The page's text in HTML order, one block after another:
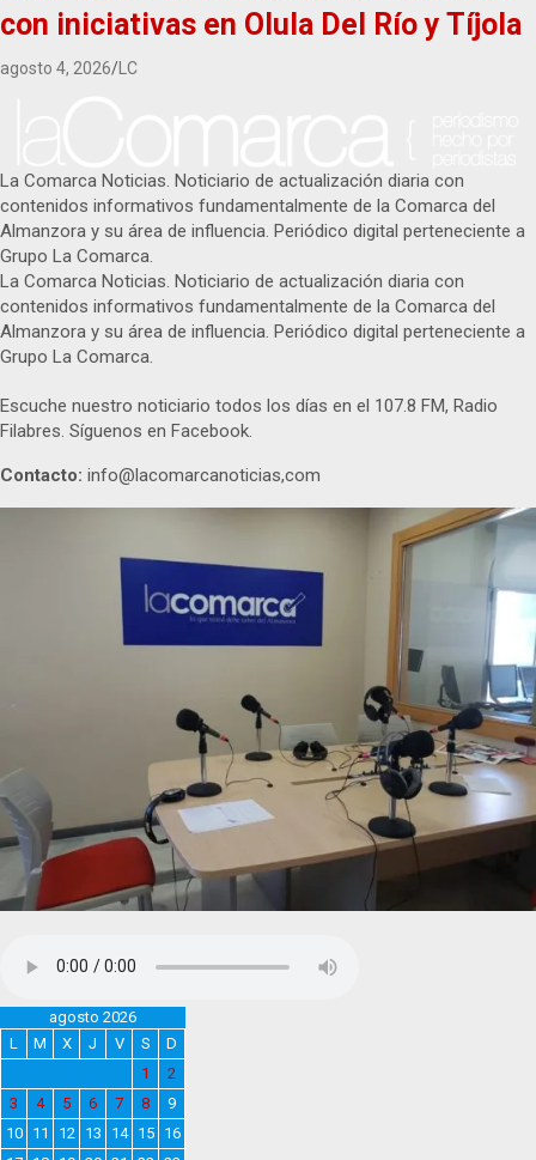
con iniciativas en Olula Del Río y Tíjola
agosto 4, 2026 LC
La Comarca Noticias. Noticiario de actualización diaria con
contenidos informativos fundamentalmente de la Comarca del
Almanzora y su área de influencia. Periódico digital perteneciente a
Grupo La Comarca.
La Comarca Noticias. Noticiario de actualización diaria con
contenidos informativos fundamentalmente de la Comarca del
Almanzora y su área de influencia. Periódico digital perteneciente a
Grupo La Comarca.
Escuche nuestro noticiario todos los días en el 107.8 FM, Radio
Filabres. Síguenos en Facebook.
Contacto: info@lacomarcanoticias,com
agosto 2026
L
M X J V S
D
1
2
3
4 5 6 7 8
9
10
11 12 13 14 15
16